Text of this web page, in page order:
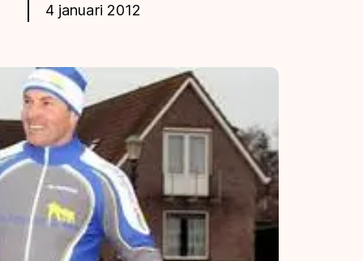
4 januari 2012